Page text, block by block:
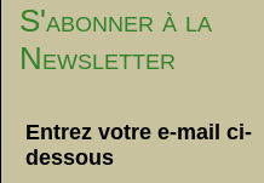
S'abonner à la
Newsletter
Entrez votre e-mail ci-
dessous